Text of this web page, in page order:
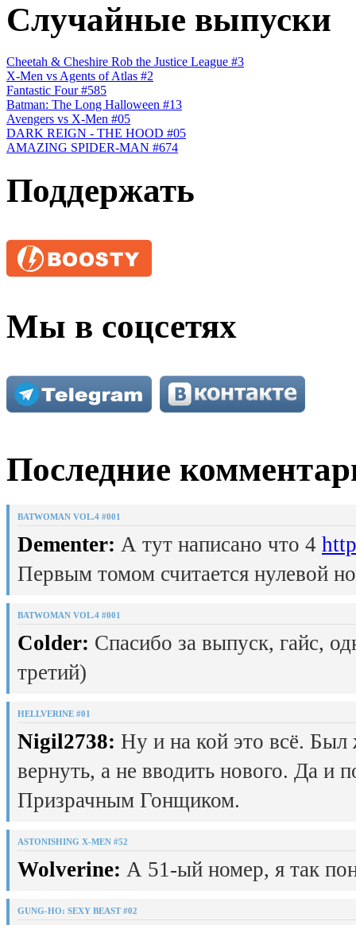
Случайные выпуски
Cheetah & Cheshire Rob the Justice League #3
X-Men vs Agents of Atlas #2
Fantastic Four #585
Batman: The Long Halloween #13
Avengers vs X-Men #05
DARK REIGN - THE HOOD #05
AMAZING SPIDER-MAN #674
Поддержать
Мы в соцсетях
Последние
BATWOMAN VOL.4 #001
Dementer: А тут написано что 4
Первым томом считается нулевой
BATWOMAN VOL.4 #001
Colder: Спасибо за выпуск, гайс,
третий)
HELLVERINE #01
Nigil2738: Ну и на кой это всё.
вернуть, а не вводить нового. Да и
Призрачным Гонщиком.
ASTONISHING X-MEN #52
Wolverine: А 51-ый номер, я так
GUNG-HO: SEXY BEAST #02